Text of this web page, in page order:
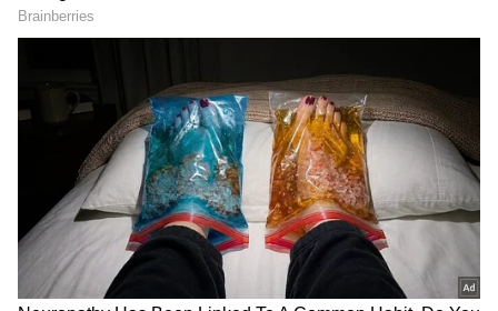
Purse Color Astrology: ರಾಶಿಗೆ ಹೊಂದುವ ಬಣ್ಣದ
ಪರ್ಸ್ ಬಳಸಿದ್ರೆ ಅದೆಂದೂ ಖಾಲಿಯಾಗೋಲ್ಲ!